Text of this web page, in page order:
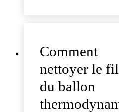
Comment
nettoyer le
du ballon